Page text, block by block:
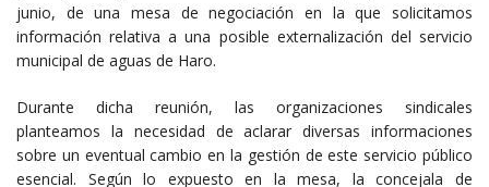
junio, de una mesa de negociación en la que solicitamos
información relativa a una posible externalización del servicio
municipal de aguas de Haro.
Durante dicha reunión, las organizaciones sindicales
planteamos la necesidad de aclarar diversas informaciones
sobre un eventual cambio en la gestión de este servicio público
esencial. Según lo expuesto en la mesa, la concejala de